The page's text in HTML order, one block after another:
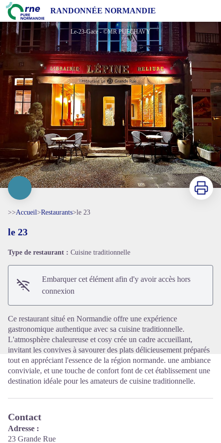
RANDONNÉE NORMANDIE
le 23
Le-23-Gace - ©MR PUECHAVY
Voir l'image en plein écran
Imprimer
>>Accueil>Restaurants>le 23
le 23
Type de restaurant : Cuisine traditionnelle
Embarquer cet élément afin d'y avoir accès hors
connexion
Ce restaurant situé en Normandie offre une expérience
gastronomique authentique avec sa cuisine traditionnelle.
L'atmosphère chaleureuse et cosy crée un cadre accueillant,
invitant les convives à savourer des plats délicieusement préparés
tout en appréciant l'essence de la région normande. une ambiance
conviviale, et une touche de confort font de cet établissement une
destination idéale pour les amateurs de cuisine traditionnelle.
Contact
Adresse :
23 Grande Rue